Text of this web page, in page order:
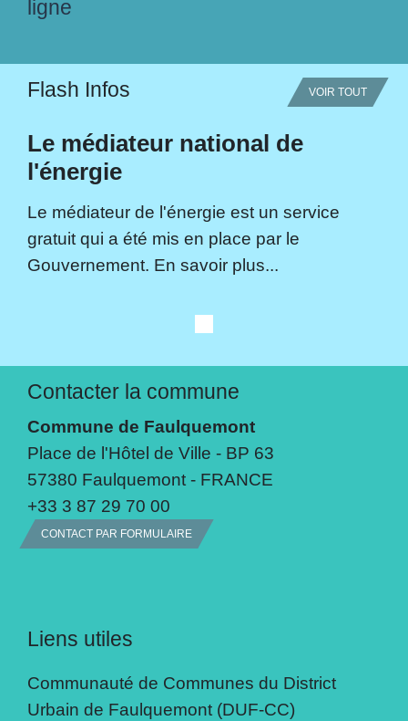
ligne
Flash Infos VOIR TOUT
Le médiateur national de
l'énergie
Le médiateur de l'énergie est un service
gratuit qui a été mis en place par le
Gouvernement. En savoir plus...
Contacter la commune
Commune de Faulquemont
Place de l'Hôtel de Ville - BP 63
57380 Faulquemont - FRANCE
+33 3 87 29 70 00
CONTACT PAR FORMULAIRE
Liens utiles
Communauté de Communes du District
Urbain de Faulquemont (DUF-CC)